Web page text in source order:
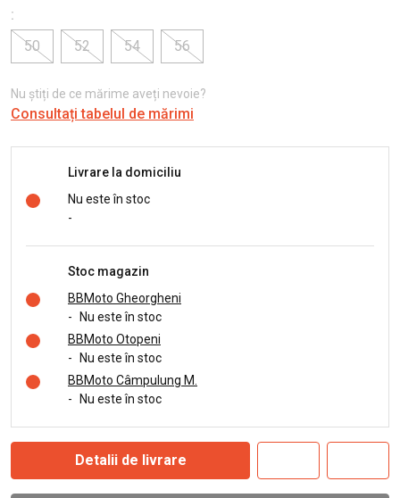
:
50
52 54 56
Nu știți de ce mărime aveți nevoie?
Consultați tabelul de mărimi
Livrare la domiciliu
Nu este în stoc
-
Stoc magazin
BBMoto Gheorgheni
-
Nu este în stoc
BBMoto Otopeni
-
Nu este în stoc
BBMoto Câmpulung M.
-
Nu este în stoc
Detalii de livrare